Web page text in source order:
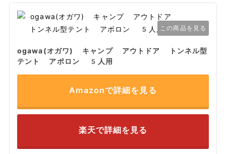
この商品を見る
ogawa(オガワ) キャンプ アウトドア トンネル型
テント アポロン 5人用
Amazonで詳細を見る
楽天で詳細を見る